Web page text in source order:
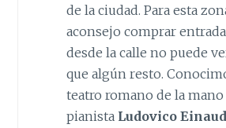
de la ciudad. Para esta
aconsejo comprar
desde la calle no puede
que algún resto.
teatro romano de la mano
pianista Ludovico